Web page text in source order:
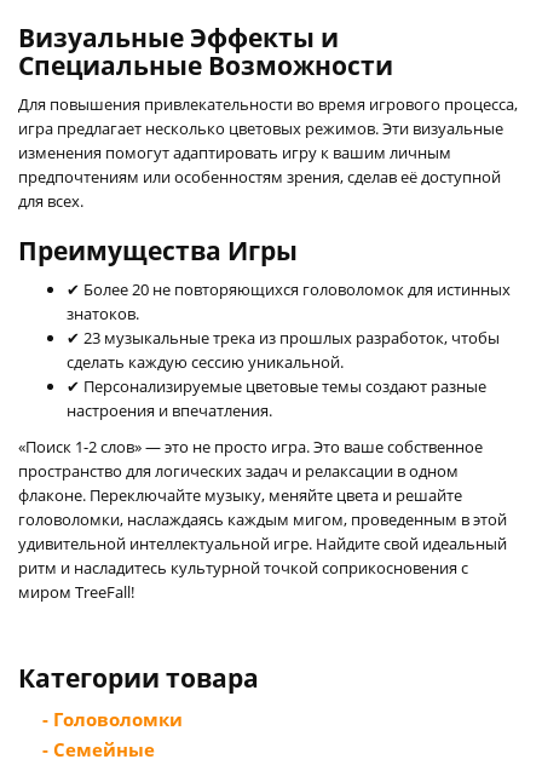
Визуальные Эффекты и
Специальные Возможности
Для повышения привлекательности во время игрового процесса,
игра предлагает несколько цветовых режимов. Эти визуальные
изменения помогут адаптировать игру к вашим личным
предпочтениям или особенностям зрения, сделав её доступной
для всех.
Преимущества Игры
✔ Более 20 не повторяющихся головоломок для истинных
знатоков.
✔ 23 музыкальные трека из прошлых разработок, чтобы
сделать каждую сессию уникальной.
✔ Персонализируемые цветовые темы создают разные
настроения и впечатления.
«Поиск 1-2 слов» — это не просто игра. Это ваше собственное
пространство для логических задач и релаксации в одном
флаконе. Переключайте музыку, меняйте цвета и решайте
головоломки, наслаждаясь каждым мигом, проведенным в этой
удивительной интеллектуальной игре. Найдите свой идеальный
ритм и насладитесь культурной точкой соприкосновения с
миром TreeFall!
Категории товара
- Головоломки
- Семейные